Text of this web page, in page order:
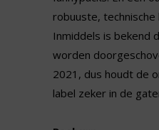
robuuste, technische
Inmiddels is bekend
worden
2021, dus houdt de
label zeker in de